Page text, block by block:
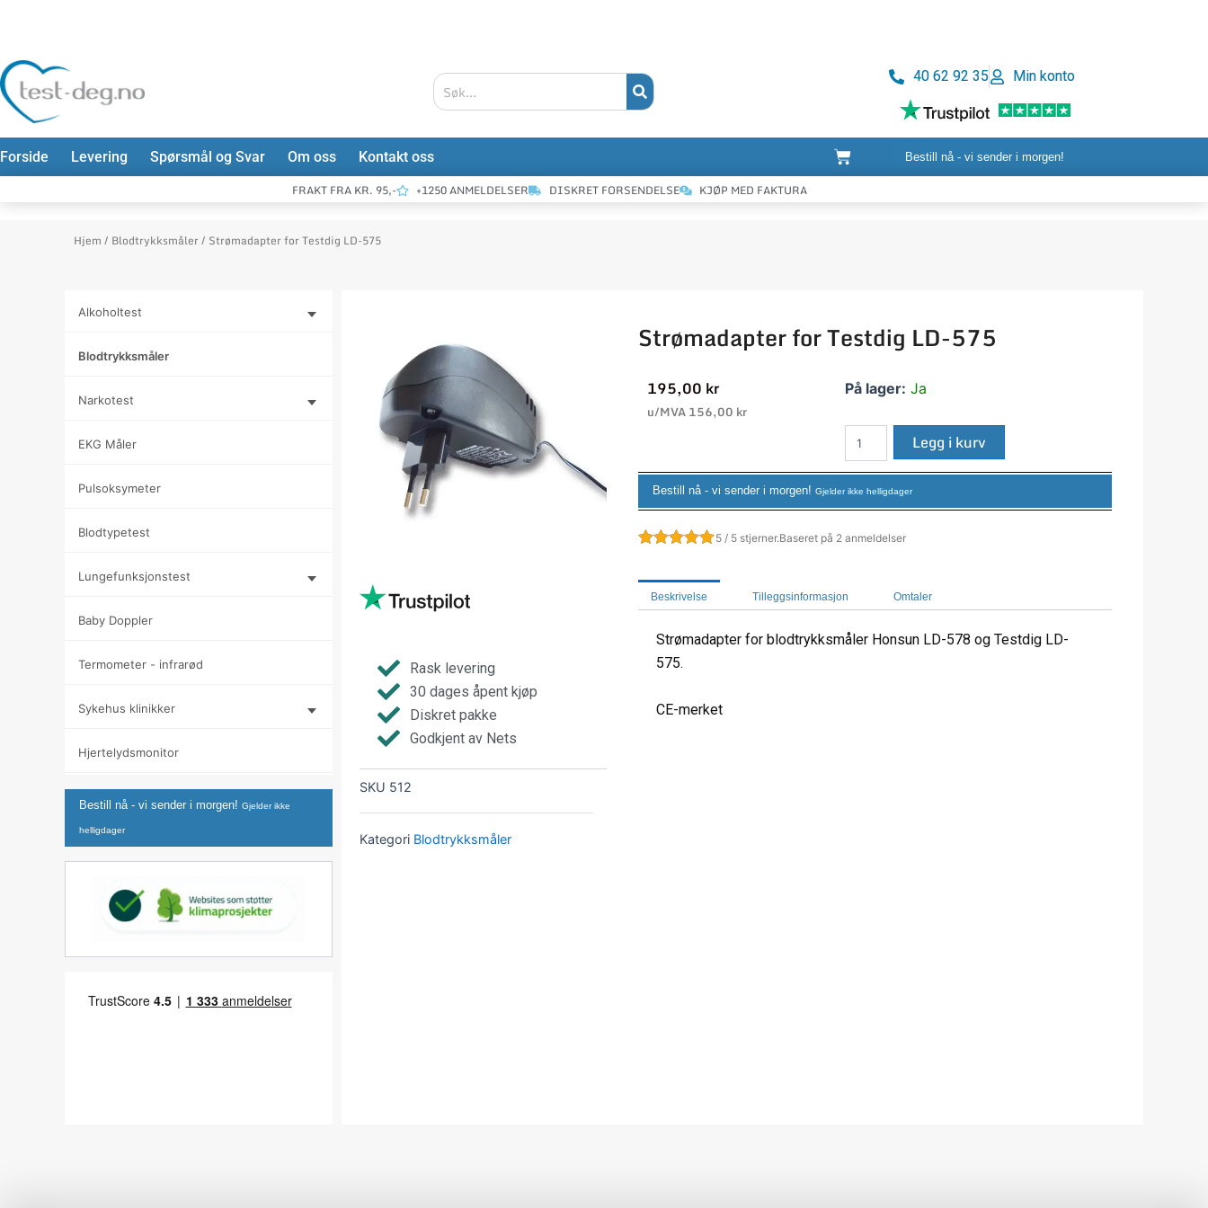
Hopp
rett
til
Søk 40 62 92 35 Min konto
Forside Levering Spørsmål og Svar Om oss Kontakt oss HandlekurvBestill nå - vi sender i morgen!
FRAKT FRA KR. 95,- +1250 ANMELDELSER DISKRET FORSENDELSE KJØP MED FAKTURA
Hjem / Blodtrykksmåler/ Strømadapter for Testdig LD-575
Alkoholtest
Blodtrykksmåler
Narkotest
EKG Måler
Pulsoksymeter
Blodtypetest
Lungefunksjonstest
Baby Doppler
Termometer - infrarød
Sykehus klinikker
Hjertelydsmonitor
Bestill nå - vi sender i morgen! Gjelder ikke
helligdager
Rask levering
30 dages åpent kjøp
Diskret pakke
Godkjent av Nets
SKU 512
Kategori Blodtrykksmåler
Strømadapter for Testdig LD-575
195,00 kr
u/MVA 156,00 kr
På lager: Ja
Strømadapter
LD-
antall
Legg i kurv
Bestill nå - vi sender i morgen! Gjelder ikke helligdager
5 / 5 stjerner.Baseret på 2 anmeldelser
Beskrivelse Tilleggsinformasjon Omtaler
Strømadapter for blodtrykksmåler Honsun LD-578 og Testdig LD-
575.
CE-merket